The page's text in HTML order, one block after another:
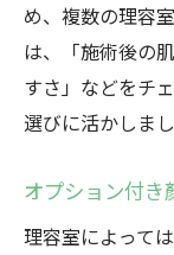
め、複数の理容
は、「施術後の
すさ」などをチ
選びに活かしまし
オプション付き
理容室によって